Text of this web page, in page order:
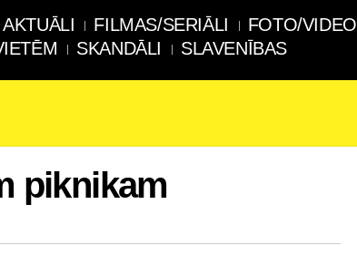
AKTUĀLI FILMAS/SERIĀLI FOTO/VIDEO
SKANDĀLI SLAVENĪBAS
piknikam